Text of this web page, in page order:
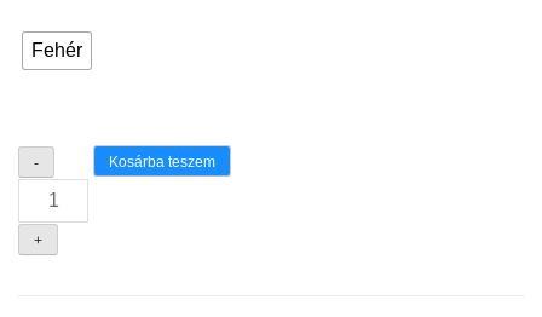
Fehér
-
boys
of
winter
+
Kosárba teszem